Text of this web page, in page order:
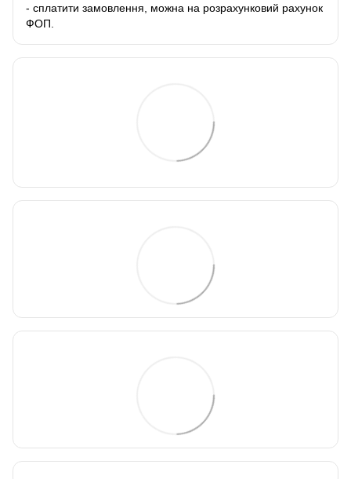
- сплатити замовлення, можна на розрахунковий рахунок
ФОП.